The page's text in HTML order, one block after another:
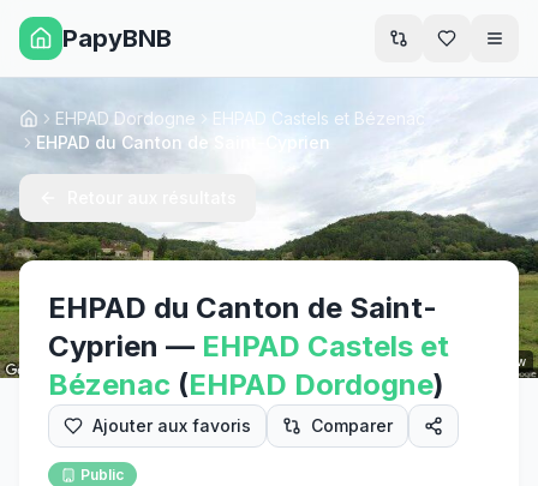
PapyBNB
Street View
AccueilEHPAD Dordogne
EHPAD Castels et Bézenac
EHPAD du Canton de Saint-Cyprien
EHPAD du Canton de Saint-
Cyprien — EHPAD Castels et
Bézenac (EHPAD Dordogne)
Ajouter aux favoris Comparer
Public